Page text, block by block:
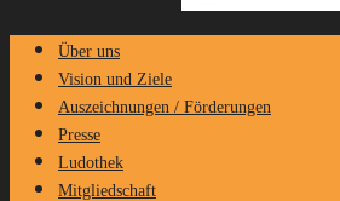
Über uns
Vision und Ziele
Auszeichnungen / Förderungen
Presse
Ludothek
Mitgliedschaft